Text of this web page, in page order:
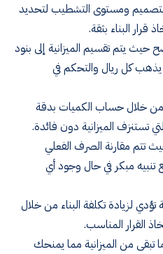
ومستوى التشطيب لتحديد
البناء بثقة.
يتم تقسيم الميزانية إلى بنود
كل ريال والتحكم في
من خلال حساب الكميات بدقة
تستنزف الميزانية دون فائدة.
حيث تتم مقارنة الصرف الفعلي
مبكر في حال وجود أي
لزيادة تكلفة البناء من خلال
القرار المناسب.
تبقى من الميزانية مما يمنحك